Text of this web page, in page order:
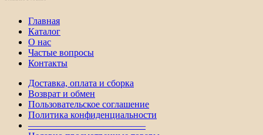
Главная
Каталог
О нас
Частые вопросы
Контакты
Доставка, оплата и сборка
Возврат и обмен
Пользовательское соглашение
Политика конфиденциальности
————————————–